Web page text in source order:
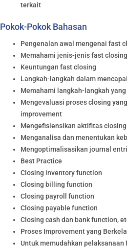
terkait
Pokok-Pokok Bahasan
Pengenalan awal mengenai fast
Memahami jenis-jenis fast closing
Keuntungan fast closing
Langkah-langkah dalam
Memahami langkah-langkah
Mengevaluasi proses closing
improvement
Mengefisiensikan aktifitas
Menganalisa dan menentukan
Mengoptimalisasikan journal
Best Practice
Closing inventory function
Closing billing function
Closing payroll function
Closing payable function
Closing cash dan bank function,
Proses Improvement yang
Untuk memudahkan